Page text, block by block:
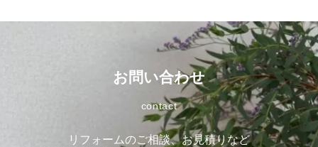
お問い合わせ
contact
リフォームのご相談、お見積りなど